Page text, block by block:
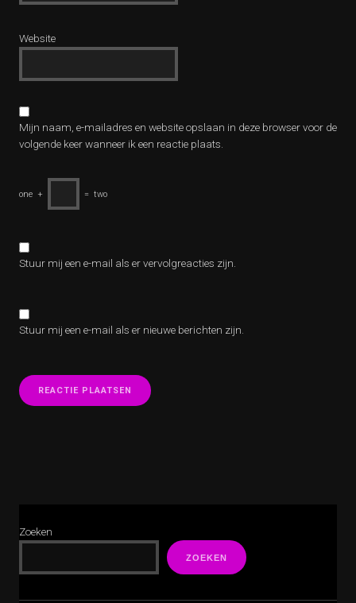
Website
Mijn naam, e-mailadres en website opslaan in deze browser voor de
volgende keer wanneer ik een reactie plaats.
one + = two
Stuur mij een e-mail als er vervolgreacties zijn.
Stuur mij een e-mail als er nieuwe berichten zijn.
Zoeken
ZOEKEN